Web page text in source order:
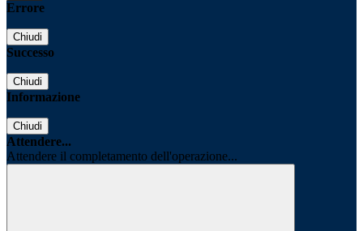
Errore
Chiudi
Successo
Chiudi
Informazione
Chiudi
Attendere...
Attendere il completamento dell'operazione...